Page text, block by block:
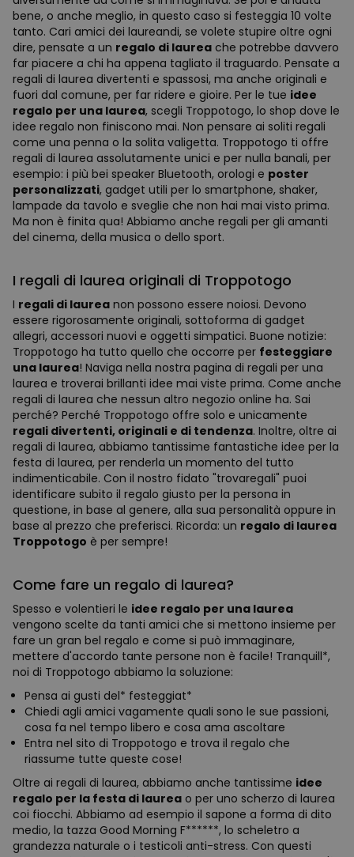
bene, o anche meglio, in questo caso si festeggia 10 volte
tanto. Cari amici dei laureandi, se volete stupire oltre ogni
dire, pensate a un regalo di laurea che potrebbe davvero
far piacere a chi ha appena tagliato il traguardo. Pensate a
regali di laurea divertenti e spassosi, ma anche originali e
fuori dal comune, per far ridere e gioire. Per le tue idee
regalo per una laurea, scegli Troppotogo, lo shop dove le
idee regalo non finiscono mai. Non pensare ai soliti regali
come una penna o la solita valigetta. Troppotogo ti offre
regali di laurea assolutamente unici e per nulla banali, per
esempio: i più bei speaker Bluetooth, orologi e poster
personalizzati, gadget utili per lo smartphone, shaker,
lampade da tavolo e sveglie che non hai mai visto prima.
Ma non è finita qua! Abbiamo anche regali per gli amanti
del cinema, della musica o dello sport.
I regali di laurea originali di Troppotogo
I regali di laurea non possono essere noiosi. Devono
essere rigorosamente originali, sottoforma di gadget
allegri, accessori nuovi e oggetti simpatici. Buone notizie:
Troppotogo ha tutto quello che occorre per festeggiare
una laurea! Naviga nella nostra pagina di regali per una
laurea e troverai brillanti idee mai viste prima. Come anche
regali di laurea che nessun altro negozio online ha. Sai
perché? Perché Troppotogo offre solo e unicamente
regali divertenti, originali e di tendenza. Inoltre, oltre ai
regali di laurea, abbiamo tantissime fantastiche idee per la
festa di laurea, per renderla un momento del tutto
indimenticabile. Con il nostro fidato "trovaregali" puoi
identificare subito il regalo giusto per la persona in
questione, in base al genere, alla sua personalità oppure in
base al prezzo che preferisci. Ricorda: un regalo di laurea
Troppotogo è per sempre!
Come fare un regalo di laurea?
Spesso e volentieri le idee regalo per una laurea
vengono scelte da tanti amici che si mettono insieme per
fare un gran bel regalo e come si può immaginare,
mettere d'accordo tante persone non è facile! Tranquill*,
noi di Troppotogo abbiamo la soluzione:
Pensa ai gusti del* festeggiat*
Chiedi agli amici vagamente quali sono le sue passioni,
cosa fa nel tempo libero e cosa ama ascoltare
Entra nel sito di Troppotogo e trova il regalo che
riassume tutte queste cose!
Oltre ai regali di laurea, abbiamo anche tantissime idee
regalo per la festa di laurea o per uno scherzo di laurea
coi fiocchi. Abbiamo ad esempio il sapone a forma di dito
medio, la tazza Good Morning F******, lo scheletro a
grandezza naturale o i testicoli anti-stress. Con questi